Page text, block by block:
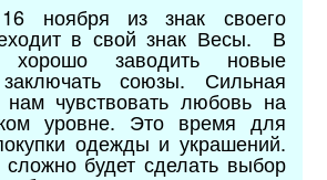
ноября из знак своего
в свой знак Весы. В
заводить новые
заключать союзы. Сильная
чувствовать любовь на
уровне. Это время для
одежды и украшений.
будет сделать выбор